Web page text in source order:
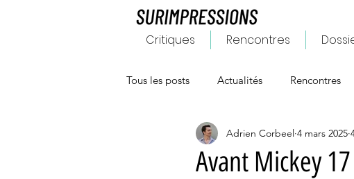
Critiques Rencontres
Tous les posts Actualités Rencontres
Avant Mickey
Adrien Corbeel 4 mars 2025